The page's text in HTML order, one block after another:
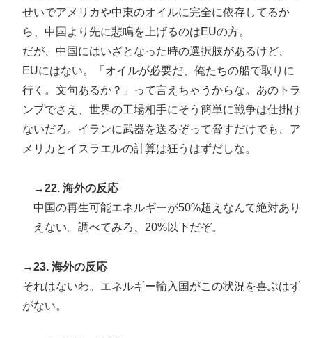
せいでアメリカや中東のオイルに完全に依存してるか
ら、中国より先に悲鳴を上げるのはEUの方。
だが、中国にはいざとなった時の選択肢があるけど、
EUにはない。「オイルが必要だ、俺たちの船で取りに
行く。文句あるか？」って言えちゃうからな。あのトラ
ンプでさえ、世界の工場相手にそう簡単に戦争は仕掛け
ないだろ。イランに武器を送るぞって脅すだけでも、ア
メリカとイスラエルの計算は狂うはずだしな。
→22. 海外の反応
中国の再生可能エネルギーが50%超えなんて絶対あり
えない。調べてみろ、20%以下だぞ。
→23. 海外の反応
それはないわ。エネルギー輸入国がこの状況を喜ぶはず
がない。